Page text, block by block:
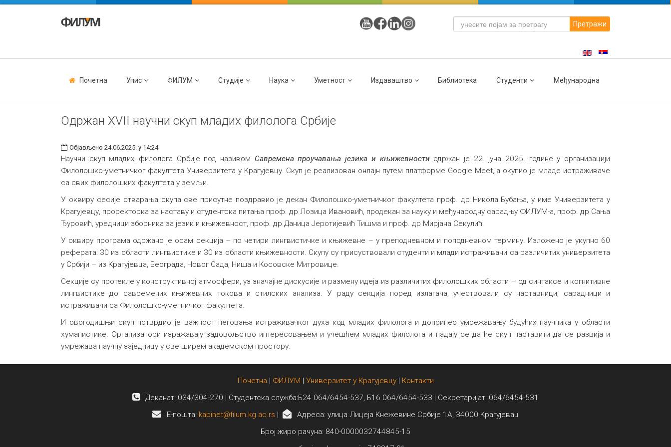
Претражи
Почетна Упис ФИЛУМ Студије Наука Уметност Издаваштво Библиотека Студенти Међународна
Одржан XVII научни скуп младих филолога Србије
Објављено 24.06.2025. у 14:24
Научни скуп младих филолога Србије под називом Савремена проучавања језика и књижевности одржан је 22. јуна 2025. године у организацији
Филолошко-уметничког факултета Универзитета у Крагујевцу. Скуп је реализован онлајн путем платформе Google Meet, а окупио је младе истраживаче
са свих филолошких факултета у земљи.
У оквиру сесије отварања скупа све присутне поздравио је декан Филолошко-уметничког факултета проф. др Никола Бубања, у име Универзитета у
Крагујевцу, проректорка за наставу и студентска питања проф. др Лозица Ивановић, продекан за науку и међународну сарадњу ФИЛУМ-а, проф. др Сања
Ђуровић, уредници зборника за језик и књижевност, проф. др Даница Јеротијевић Тишма и проф. др Мирјана Секулић.
У оквиру програма одржано је осам секција – по четири лингвистичке и књижевне – у преподневном и поподневном термину. Изложено је укупно 60
реферата: 30 из области лингвистике и 30 из области књижевности. Скупу су присуствовали студенти и млади истраживачи са различитих универзитета
у Србији – из Крагујевца, Београда, Новог Сада, Ниша и Косовске Митровице.
Секције су протекле у конструктивној атмосфери, уз значајне дискусије и размену идеја из различитих филолошких области – од синтаксе и когнитивне
лингвистике до савремених књижевних токова и стилских анализа. У раду секција поред излагача, учествовали су наставници, сарадници и
истраживачи са Филолошко-уметничког факултета.
И овогодишњи скуп потврдио је важност неговања истраживачког духа код младих филолога и допринео умрежавању будућих научника у области
хуманистике. Организатори изражавају задовољство интересовањем и учешћем младих филолога и надају се да ће скуп наставити да се развија и
умрежава научну заједницу у све ширем академском простору.
Почетна | ФИЛУМ | Универзитет у Крагујевцу| Контакти
Деканат: 034/304-270 | Студентска служба:Б24 064/6454-537, Б16 064/6454-533 | Секретаријат: 064/6454-531
E-пошта: kabinet@filum.kg.ac.rs |
Адреса: улица Лицеја Кнежевине Србије 1А, 34000 Крагујевац
Број жиро рачуна: 840-0000032744845-15